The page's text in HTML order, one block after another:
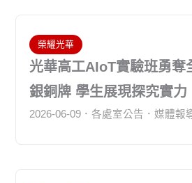
榮耀光華
光華高工AIoT實驗班勇奪
銀銅牌 學生展現探究實力
2026-06-09 各處室公告 媒體報